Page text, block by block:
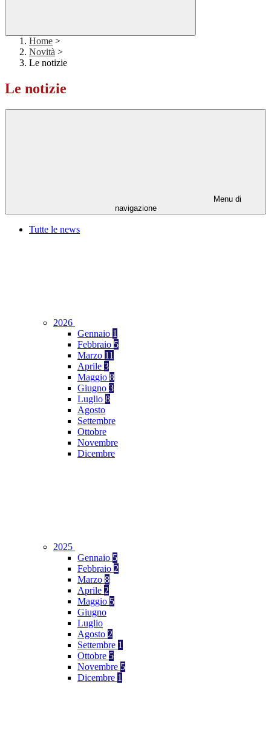
Home >
Novità >
Le notizie
Le notizie
Menu di
navigazione
Tutte le news
2026
Gennaio 1
Febbraio 5
Marzo 11
Aprile 3
Maggio 8
Giugno 3
Luglio 8
Agosto
Settembre
Ottobre
Novembre
Dicembre
2025
Gennaio 5
Febbraio 2
Marzo 8
Aprile 2
Maggio 5
Giugno
Luglio
Agosto 2
Settembre 1
Ottobre 5
Novembre 5
Dicembre 1